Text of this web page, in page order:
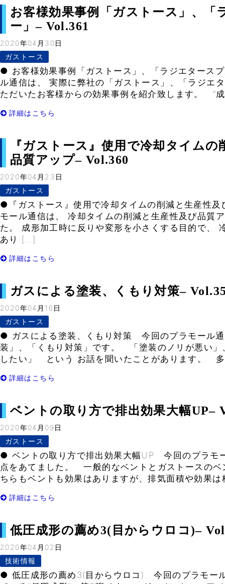
お客様効果事例「ガストース」、「
ー」– Vol.361
2020年04月30日
ガストース
● お客様効果事例「ガストース」、「ラジエタース
ル通信は、 実際に弊社の「ガストース」、「ラジエ
ただいたお客様からの効果事例を紹介致します。 ”
詳細はこちら
『ガストース』使用で冷却タイムの
品質アップ– Vol.360
2020年04月23日
ガストース
●『ガストース』使用で冷却タイムの削減と生産性及
モール通信は、 冷却タイムの削減と生産性及び品質
た。 成形加工時に反りや変形を小さくする目的で、
あり […]
詳細はこちら
ガスによる塗装、くもり対策–
2020年04月16日
ガストース
● ガスによる塗装、くもり対策 今回のプラモール
装」、「くもり対策」です。 「塗装のノリが悪い」
したい」 という お話を聞いたことがあります。
詳細はこちら
ベントの取り方で排出効果大幅UP–
2020年04月09日
ガストース
● ベントの取り方で排出効果大幅UP 今回のプラモ
点をあてました。 一般的なベントとガストースのベ
ちらもベントも効果はありますが、排気面積や効果
詳細はこちら
低圧成形の薦め3(目からウロコ)–
2020年04月02日
技術情報
● 低圧成形の薦め3(目からウロコ) 今回のプラモー